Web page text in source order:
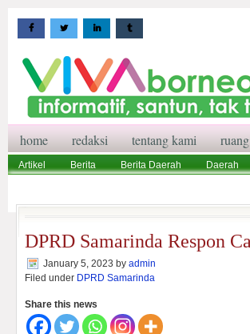
home redaksi tentang kami
Artikel Berita Berita Daerah Daerah
DPRD Samarinda Respon
January 5, 2023 by admin
Filed under DPRD Samarinda
Share this news